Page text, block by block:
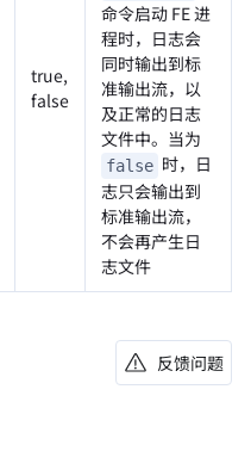
true,
false
命令启动 FE 进
程时，日志会
同时输出到标
准输出流，以
及正常的日志
文件中。当为
false 时，日
志只会输出到
标准输出流，
不会再产生日
志文件
反馈问题